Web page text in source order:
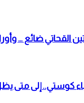
القحاتي ضائع …
كوستي.. إلى متى